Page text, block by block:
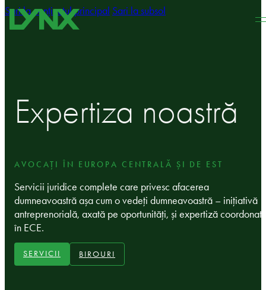
Sari la conținutul principal Sari la subsol
Expertiza noastră
AVOCAȚI ÎN EUROPA CENTRALĂ ȘI DE EST
Servicii juridice complete care privesc afacerea
dumneavoastră așa cum o vedeți dumneavoastră – inițiativă
antreprenorială, axată pe oportunități, și expertiză
în ECE.
SERVICII BIROURI